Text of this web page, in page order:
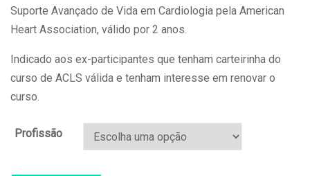
Suporte Avançado de Vida em Cardiologia pela American
Heart Association, válido por 2 anos.
Indicado aos ex-participantes que tenham carteirinha do
curso de ACLS válida e tenham interesse em renovar o
curso.
Profissão